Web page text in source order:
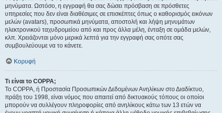
μηνύματα. Ωστόσο, η εγγραφή θα σας δώσει πρόσβαση σε πρόσθετες
υπηρεσίες που δεν είναι διαθέσιμες σε επισκέπτες όπως ο καθορισμός εικόνων
μελών (avatars), προσωπικά μηνύματα, αποστολή και λήψη μηνυμάτων
ηλεκτρονικού ταχυδρομείου από και προς άλλα μέλη, ένταξη σε ομάδα μελών,
κλπ. Χρειάζονται μόνο μερικά λεπτά για την εγγραφή σας οπότε σας
συμβουλεύουμε να το κάνετε.
Κορυφή
Τι είναι το COPPA;
Το COPPA, ή Προστασία Προσωπικών Δεδομένων Ανηλίκων στο Διαδίκτυο,
πράξη του 1998, είναι νόμος που απαιτεί από δικτυακούς τόπους οι οποίοι
μπορούν να συλλέγουν πληροφορίες από ανηλίκους κάτω των 13 ετών να